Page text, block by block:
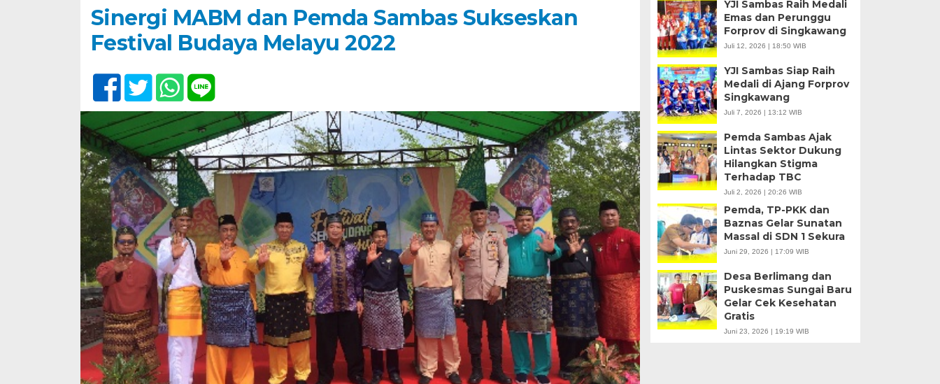
Sinergi MABM dan Pemda Sambas Sukseskan
Festival Budaya Melayu 2022
YJI Sambas Raih Medali
Emas dan Perunggu
Forprov di Singkawang
Juli 12, 2026 | 18:50 WIB
YJI Sambas Siap Raih
Medali di Ajang Forprov
Singkawang
Juli 7, 2026 | 13:12 WIB
Pemda Sambas Ajak
Lintas Sektor Dukung
Hilangkan Stigma
Terhadap TBC
Juli 2, 2026 | 20:26 WIB
Pemda, TP-PKK dan
Baznas Gelar Sunatan
Massal di SDN 1 Sekura
Juni 29, 2026 | 17:09 WIB
Desa Berlimang dan
Puskesmas Sungai Baru
Gelar Cek Kesehatan
Gratis
Juni 23, 2026 | 19:19 WIB